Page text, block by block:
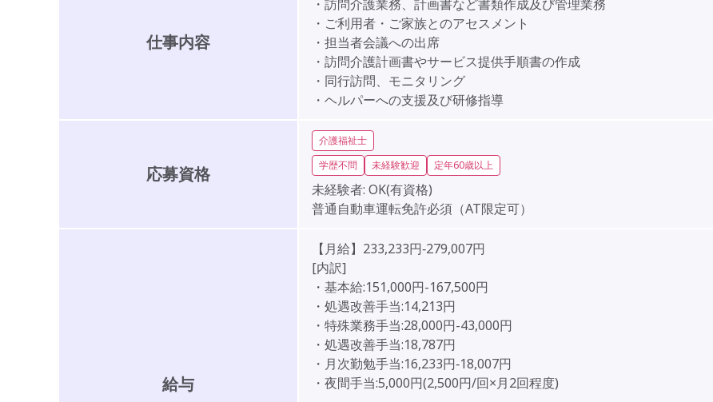
仕事内容
・訪問介護業務、計画書など書類作成及び管理業務
・ご利用者・ご家族とのアセスメント
・担当者会議への出席
・訪問介護計画書やサービス提供手順書の作成
・同行訪問、モニタリング
・ヘルパーへの支援及び研修指導
応募資格
介護福祉士
学歴不問
未経験歓迎 定年60歳以上
未経験者: OK(有資格)
普通自動車運転免許必須（AT限定可）
給与
【月給】233,233円‐279,007円
[内訳]
・基本給:151,000円-167,500円
・処遇改善手当:14,213円
・特殊業務手当:28,000円-43,000円
・処遇改善手当:18,787円
・月次勤勉手当:16,233円‐18,007円
・夜間手当:5,000円(2,500円/回×月2回程度)